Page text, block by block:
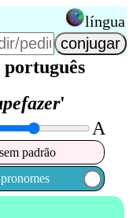
língua
'
A
sem padrão